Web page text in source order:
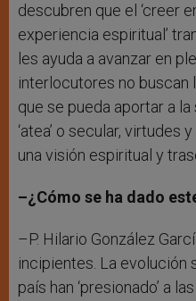
descubren que el ‘creer
experiencia espiritual’
les ayuda a avanzar en
interlocutores no buscan
que se pueda aportar a
‘atea’ o secular, virtudes
una visión espiritual y
–¿Cómo se ha dado
–P. Hilario González
incipientes. La evolución
país han ‘presionado’ a